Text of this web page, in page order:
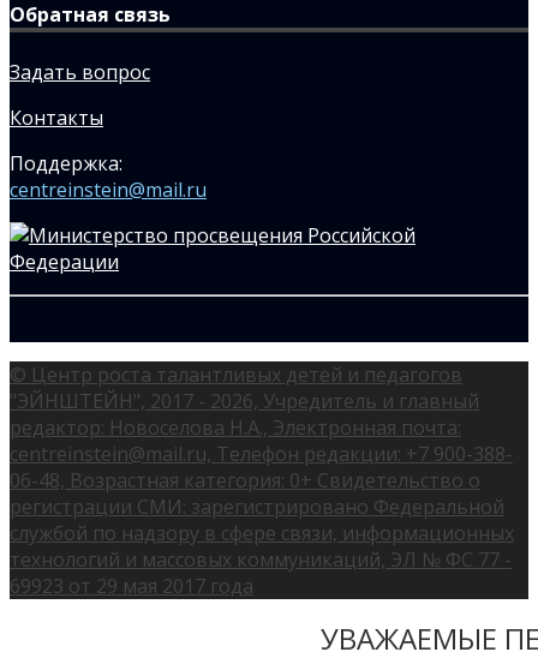
Обратная связь
Задать вопрос
Контакты
Поддержка:
centreinstein@mail.ru
© Центр роста талантливых детей и педагогов
"ЭЙНШТЕЙН", 2017 - 2026, Учредитель и главный
редактор: Новоселова Н.А., Электронная почта:
centreinstein@mail.ru, Телефон редакции: +7 900-388-
06-48, Возрастная категория: 0+ Свидетельство о
регистрации СМИ: зарегистрировано Федеральной
службой по надзору в сфере связи, информационных
технологий и массовых коммуникаций, ЭЛ № ФС 77 -
69923 от 29 мая 2017 года
УВАЖАЕМЫЕ